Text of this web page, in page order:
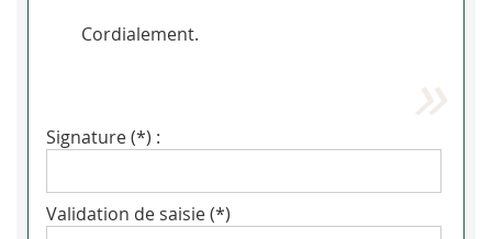
Cordialement.
Signature (*) :
Validation de saisie (*)